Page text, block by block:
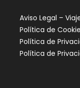
Aviso Legal –
Política de
Política de
Política de